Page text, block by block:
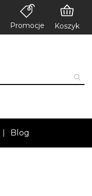
Promocje Koszyk
Blog